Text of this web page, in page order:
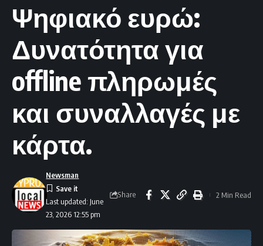
Ψηφιακό ευρώ:
Δυνατότητα για
offline πληρωμές
και συναλλαγές με
κάρτα.
Last updated: June
23, 2026 12:55 pm
Newsman
Share 2 Min Read